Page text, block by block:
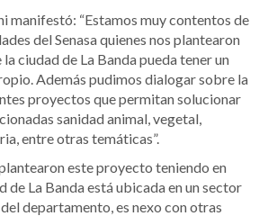
manifestó: “Estamos muy contentos de
del Senasa quienes nos plantearon
la ciudad de La Banda pueda tener un
Además pudimos dialogar sobre la
proyectos que permitan solucionar
sanidad animal, vegetal,
entre otras temáticas”.
este proyecto teniendo en
de La Banda está ubicada en un sector
departamento, es nexo con otras